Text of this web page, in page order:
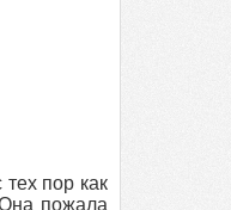
пор как
пожала